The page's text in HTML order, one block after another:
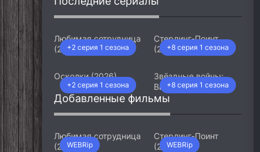
+2 серия 1 сезона
Любимая сотрудница
(2026)
+8 серия 1 сезона
Стерлинг-Поинт
(2026)
+2 серия 1 сезона
Осколки (2026)
+8 серия 1 сезона
Звёздные войны:
Видения. Девятый
джедай (2026)
Добавленные фильмы
WEBRip
Любимая сотрудница
(2026)
WEBRip
Стерлинг-Поинт
(2026)